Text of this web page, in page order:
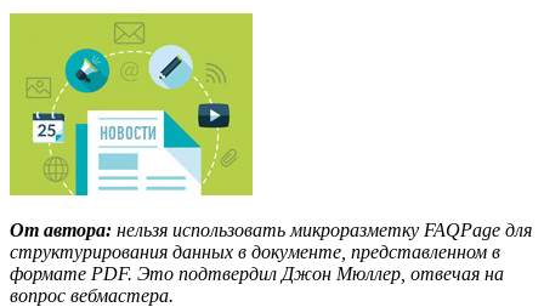
От автора: нельзя использовать микроразметку FAQPage для
структурирования данных в документе, представленном в
формате PDF. Это подтвердил Джон Мюллер, отвечая на
вопрос вебмастера.